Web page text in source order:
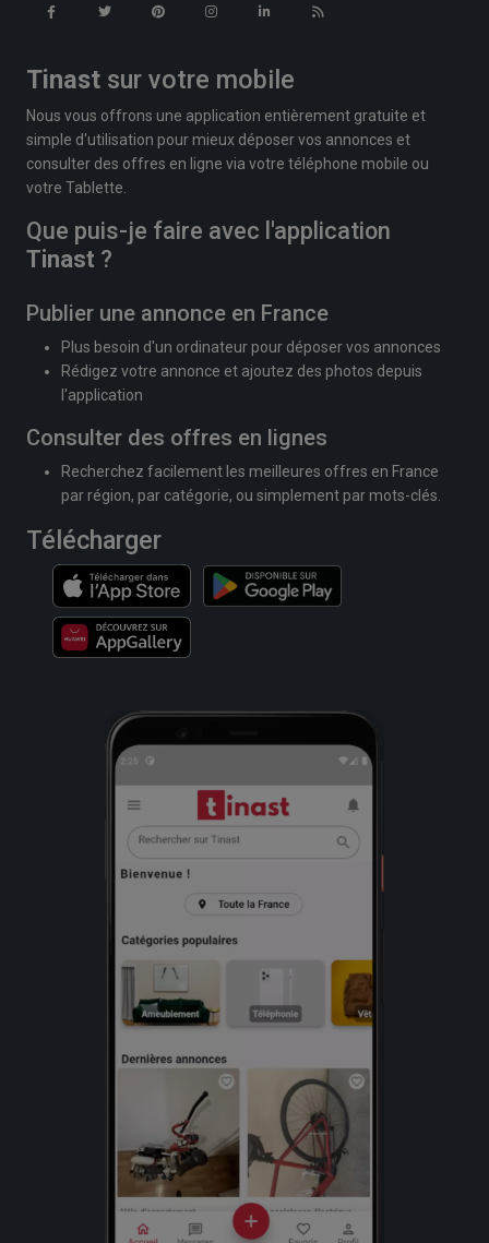
Tinast sur votre mobile
Nous vous offrons une application entièrement gratuite et
simple d'utilisation pour mieux déposer vos annonces et
consulter des offres en ligne via votre téléphone mobile ou
votre Tablette.
Que puis-je faire avec l'application
Tinast ?
Publier une annonce en France
Plus besoin d'un ordinateur pour déposer vos annonces
Rédigez votre annonce et ajoutez des photos depuis
l'application
Consulter des offres en lignes
Recherchez facilement les meilleures offres en France
par région, par catégorie, ou simplement par mots-clés.
Télécharger